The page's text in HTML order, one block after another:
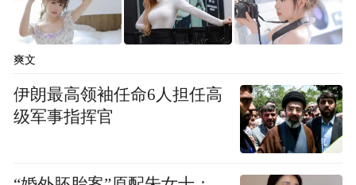
下完成电子化申报，极大程度地减少了我们
前往税务局的频率。”谈及近年来大力推广的
“非接触式”办税缴费服务，东莞市政协委
员、石龙镇个体私营企业协会会长叶耀华给
予了称赞。
爽文
伊朗最高领袖任命6人担任高
级军事指挥官